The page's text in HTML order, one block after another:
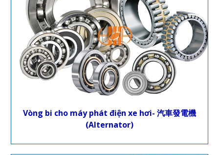
Vòng bi cho máy phát điện xe hơi- 汽車發電機
(Alternator)